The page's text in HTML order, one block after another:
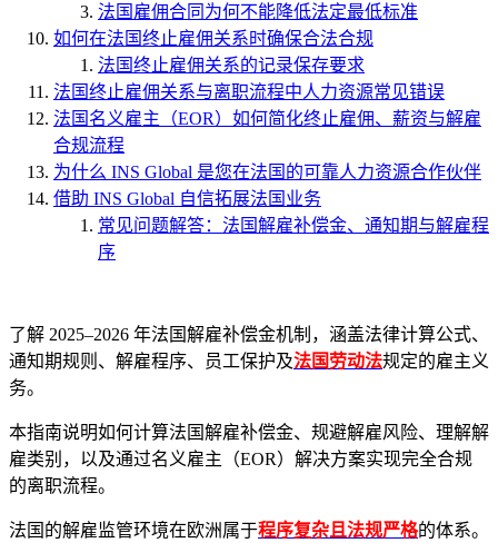
法国雇佣合同为何不能降低法定最低标准
如何在法国终止雇佣关系时确保合法合规
法国终止雇佣关系的记录保存要求
法国终止雇佣关系与离职流程中人力资源常见错误
法国名义雇主（EOR）如何简化终止雇佣、薪资与解雇
合规流程
为什么 INS Global 是您在法国的可靠人力资源合作伙伴
借助 INS Global 自信拓展法国业务
常见问题解答：法国解雇补偿金、通知期与解雇程
序
了解 2025–2026 年法国解雇补偿金机制，涵盖法律计算公式、
通知期规则、解雇程序、员工保护及法国劳动法规定的雇主义
务。
本指南说明如何计算法国解雇补偿金、规避解雇风险、理解解
雇类别，以及通过名义雇主（EOR）解决方案实现完全合规
的离职流程。
法国的解雇监管环境在欧洲属于程序复杂且法规严格的体系。